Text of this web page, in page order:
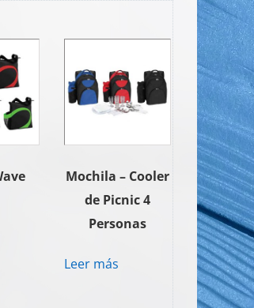
Mochila – Cooler
de Picnic 4
Personas
Leer más